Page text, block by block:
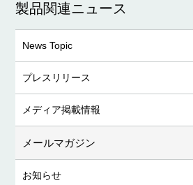
製品関連ニュース
News Topic
プレスリリース
メディア掲載情報
メールマガジン
お知らせ